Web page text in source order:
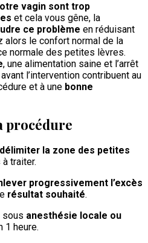
vagin sont trop
et cela vous gêne, la
ce problème en réduisant
alors le confort normal de la
normale des petites lèvres.
, une alimentation saine et l’arrêt
l’intervention contribuent au
et à une bonne
procédure
délimiter la zone des petites
à traiter.
progressivement l’excès
résultat souhaité.
sous anesthésie locale ou
1 heure.